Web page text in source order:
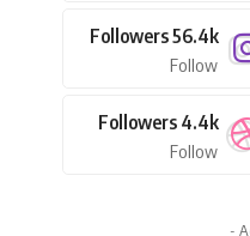
56.4k
Followers
Follow
4.4k
Followers
Follow